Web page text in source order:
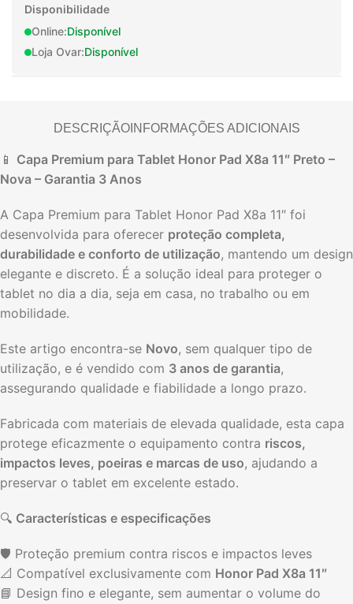
Disponibilidade
Online:Disponível
Loja Ovar:Disponível
DESCRIÇÃOINFORMAÇÕES ADICIONAIS
📱 Capa Premium para Tablet Honor Pad X8a 11″ Preto –
Nova – Garantia 3 Anos
A Capa Premium para Tablet Honor Pad X8a 11″ foi
desenvolvida para oferecer proteção completa,
durabilidade e conforto de utilização, mantendo um design
elegante e discreto. É a solução ideal para proteger o
tablet no dia a dia, seja em casa, no trabalho ou em
mobilidade.
Este artigo encontra-se Novo, sem qualquer tipo de
utilização, e é vendido com 3 anos de garantia,
assegurando qualidade e fiabilidade a longo prazo.
Fabricada com materiais de elevada qualidade, esta capa
protege eficazmente o equipamento contra riscos,
impactos leves, poeiras e marcas de uso, ajudando a
preservar o tablet em excelente estado.
🔍 Características e especificações
🛡️ Proteção premium contra riscos e impactos leves
📐 Compatível exclusivamente com Honor Pad X8a 11″
📘 Design fino e elegante, sem aumentar o volume do